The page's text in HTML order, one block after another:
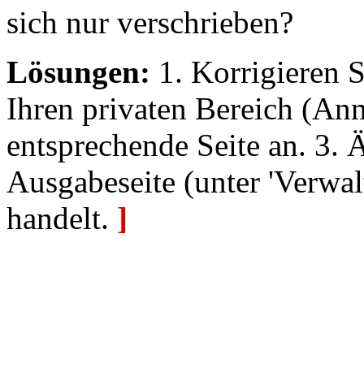
sich nur verschrieben?
Lösungen: 1. Korrigieren
Ihren privaten Bereich
entsprechende Seite an. 3.
Ausgabeseite (unter
handelt. ]